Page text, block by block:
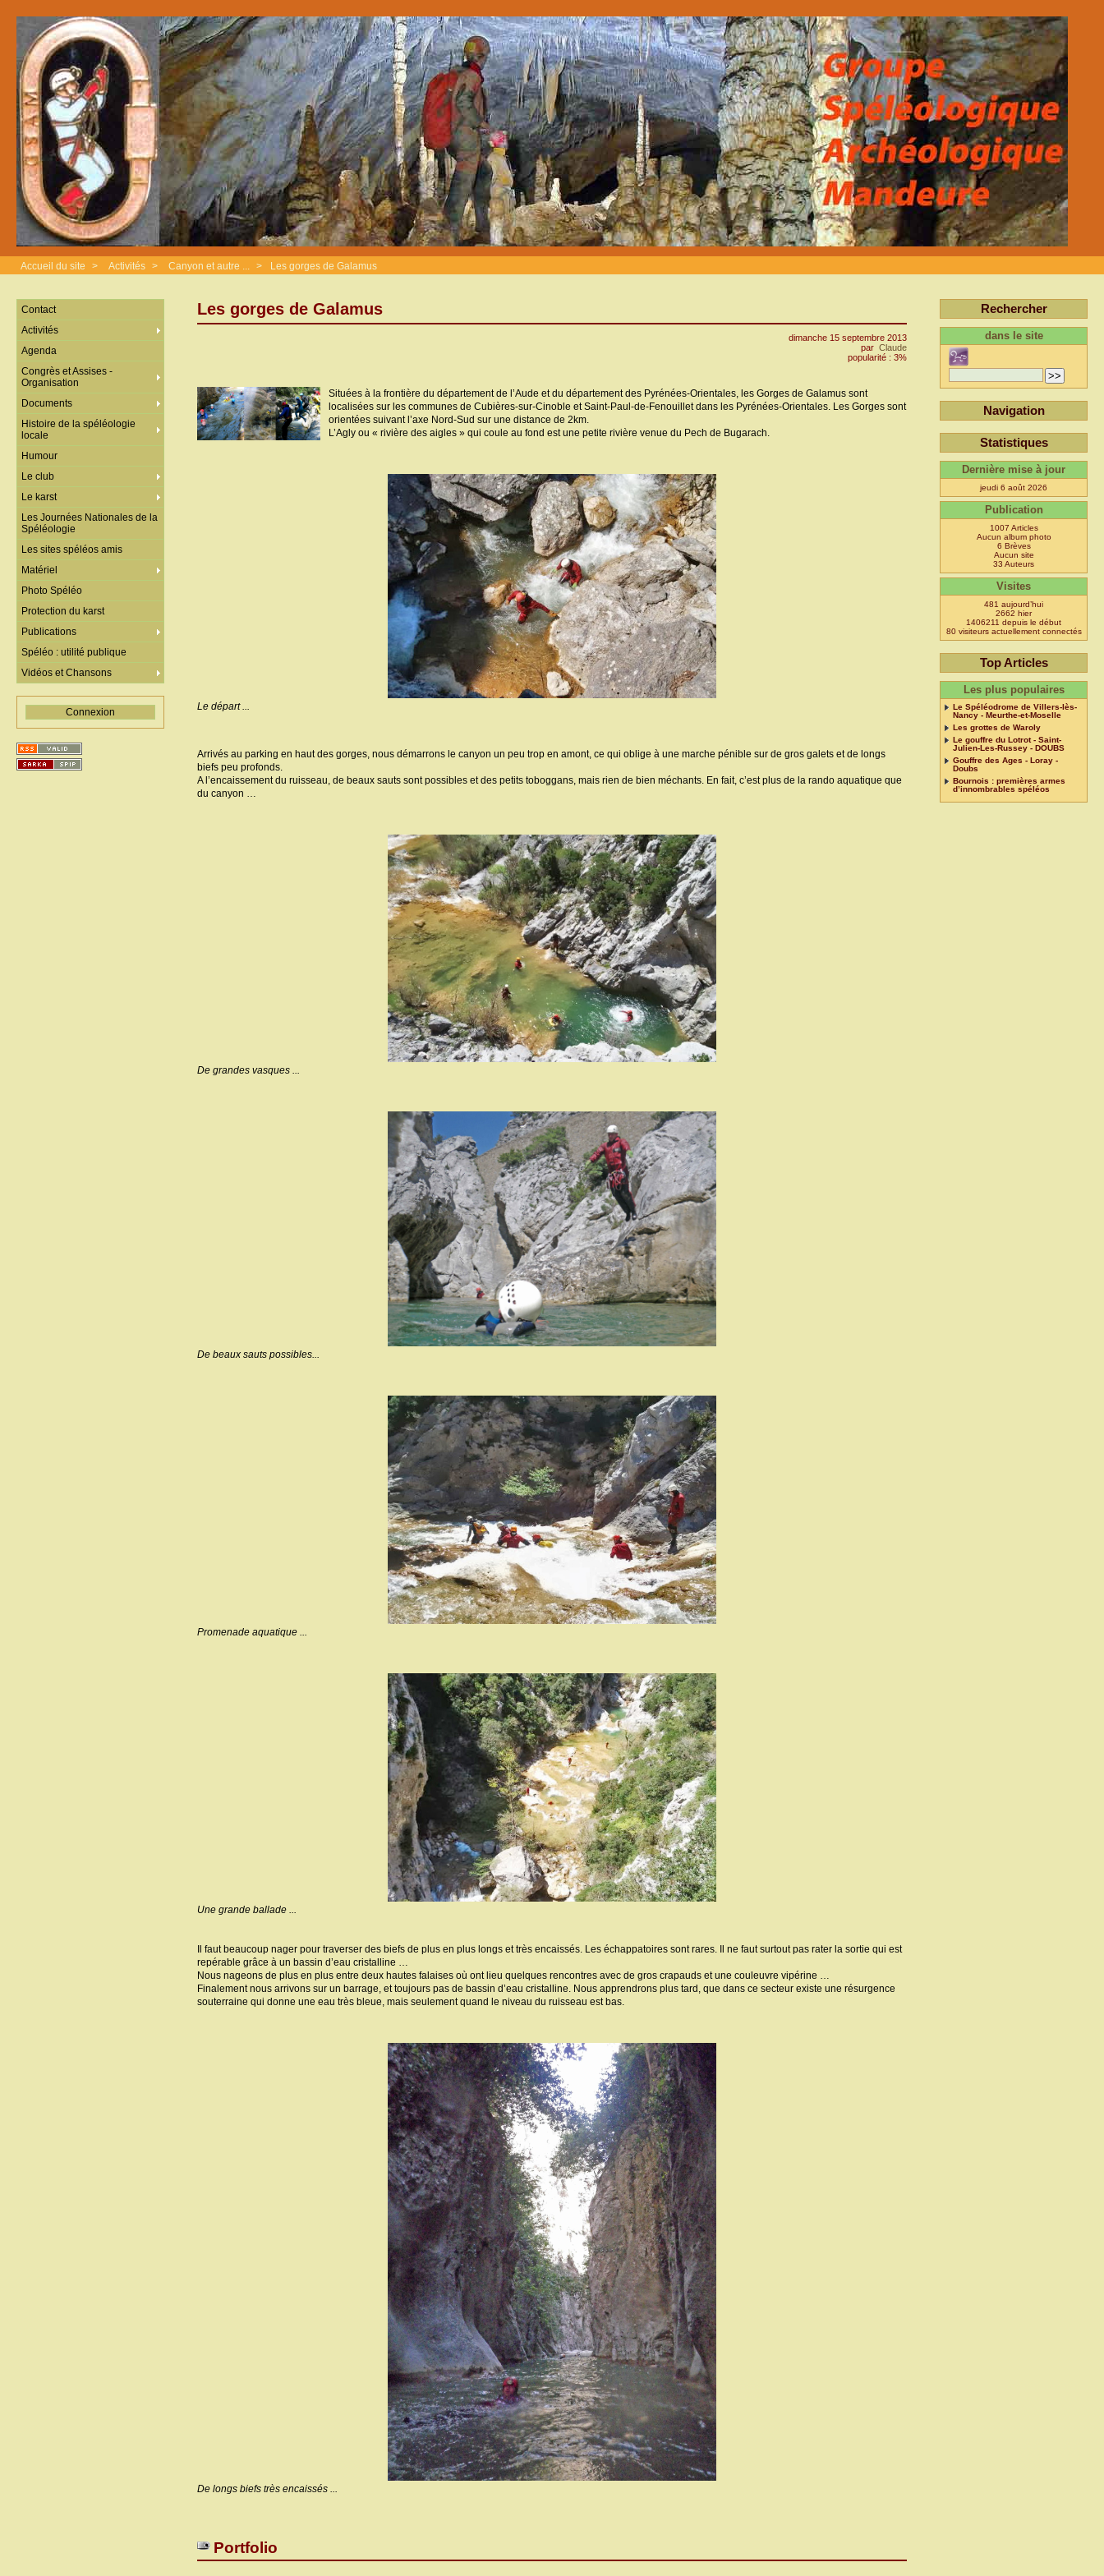
Accueil du site > Activités > Canyon et autre ... > Les gorges de Galamus
Les gorges de Galamus
dimanche 15 septembre 2013
par Claude
popularité : 3%
Situées à la frontière du département de l’Aude et du département des Pyrénées-Orientales, les Gorges de Galamus sont
localisées sur les communes de Cubières-sur-Cinoble et Saint-Paul-de-Fenouillet dans les Pyrénées-Orientales. Les Gorges sont
orientées suivant l’axe Nord-Sud sur une distance de 2km.
L’Agly ou « rivière des aigles » qui coule au fond est une petite rivière venue du Pech de Bugarach.
Le départ ...
Arrivés au parking en haut des gorges, nous démarrons le canyon un peu trop en amont, ce qui oblige à une marche pénible sur de gros galets et de longs
biefs peu profonds.
A l’encaissement du ruisseau, de beaux sauts sont possibles et des petits toboggans, mais rien de bien méchants. En fait, c’est plus de la rando aquatique que
du canyon …
De grandes vasques ...
De beaux sauts possibles...
Promenade aquatique ...
Une grande ballade ...
Il faut beaucoup nager pour traverser des biefs de plus en plus longs et très encaissés. Les échappatoires sont rares. Il ne faut surtout pas rater la sortie qui est
repérable grâce à un bassin d’eau cristalline …
Nous nageons de plus en plus entre deux hautes falaises où ont lieu quelques rencontres avec de gros crapauds et une couleuvre vipérine …
Finalement nous arrivons sur un barrage, et toujours pas de bassin d’eau cristalline. Nous apprendrons plus tard, que dans ce secteur existe une résurgence
souterraine qui donne une eau très bleue, mais seulement quand le niveau du ruisseau est bas.
De longs biefs très encaissés ...
Portfolio
Contact
Activités
Agenda
Congrès et Assises -
Organisation
Documents
Histoire de la spéléologie
locale
Humour
Le club
Le karst
Les Journées Nationales de la
Spéléologie
Les sites spéléos amis
Matériel
Photo Spéléo
Protection du karst
Publications
Spéléo : utilité publique
Vidéos et Chansons
Connexion
Rechercher
dans le site
Navigation
Statistiques
Dernière mise à jour
jeudi 6 août 2026
Publication
1007 Articles
Aucun album photo
6 Brèves
Aucun site
33 Auteurs
Visites
481 aujourd’hui
2662 hier
1406211 depuis le début
80 visiteurs actuellement connectés
Top Articles
Les plus populaires
Le Spéléodrome de Villers-lès-
Nancy - Meurthe-et-Moselle
Les grottes de Waroly
Le gouffre du Lotrot - Saint-
Julien-Les-Russey - DOUBS
Gouffre des Ages - Loray -
Doubs
Bournois : premières armes
d’innombrables spéléos